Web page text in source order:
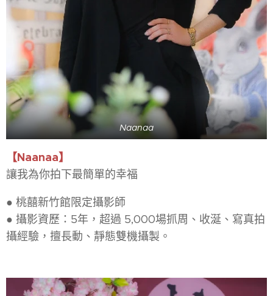
Naanaa
【Naanaa】
讓我為你拍下最簡單的幸福
● 桃囍新竹館限定攝影師
● 攝影資歷：5年，超過 5,000場抓周、收涎、寫真拍
攝經驗，擅長動、靜態雙機攝製。